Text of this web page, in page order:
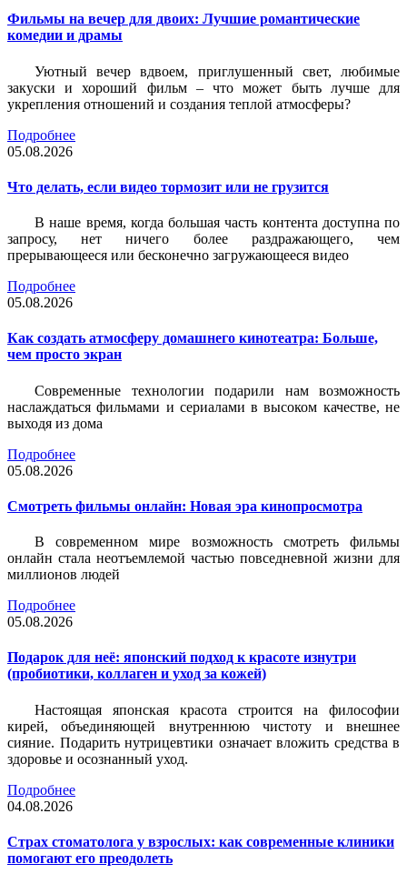
Фильмы на вечер для двоих: Лучшие романтические
комедии и драмы
Уютный вечер вдвоем, приглушенный свет, любимые
закуски и хороший фильм – что может быть лучше для
укрепления отношений и создания теплой атмосферы?
Подробнее
05.08.2026
Что делать, если видео тормозит или не грузится
В наше время, когда большая часть контента доступна по
запросу, нет ничего более раздражающего, чем
прерывающееся или бесконечно загружающееся видео
Подробнее
05.08.2026
Как создать атмосферу домашнего кинотеатра: Больше,
чем просто экран
Современные технологии подарили нам возможность
наслаждаться фильмами и сериалами в высоком качестве, не
выходя из дома
Подробнее
05.08.2026
Смотреть фильмы онлайн: Новая эра кинопросмотра
В современном мире возможность смотреть фильмы
онлайн стала неотъемлемой частью повседневной жизни для
миллионов людей
Подробнее
05.08.2026
Подарок для неё: японский подход к красоте изнутри
(пробиотики, коллаген и уход за кожей)
Настоящая японская красота строится на философии
кирей, объединяющей внутреннюю чистоту и внешнее
сияние. Подарить нутрицевтики означает вложить средства в
здоровье и осознанный уход.
Подробнее
04.08.2026
Страх стоматолога у взрослых: как современные клиники
помогают его преодолеть